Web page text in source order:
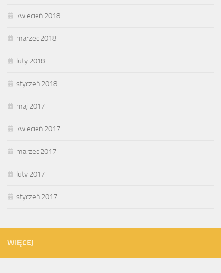
kwiecień 2018
marzec 2018
luty 2018
styczeń 2018
maj 2017
kwiecień 2017
marzec 2017
luty 2017
styczeń 2017
WIĘCEJ